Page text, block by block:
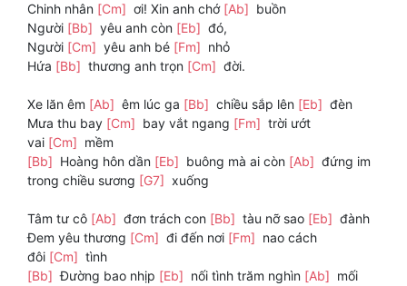
Chinh nhân [Cm] ơi! Xin anh chớ [Ab] buồn
Người [Bb] yêu anh còn [Eb] đó,
Người [Cm] yêu anh bé [Fm] nhỏ
Hứa [Bb] thương anh trọn [Cm] đời.
Xe lăn êm [Ab] êm lúc ga [Bb] chiều sắp lên [Eb] đèn
Mưa thu bay [Cm] bay vắt ngang [Fm] trời ướt
vai [Cm] mềm
[Bb] Hoàng hôn dần [Eb] buông mà ai còn [Ab] đứng im
trong chiều sương [G7] xuống
Tâm tư cô [Ab] đơn trách con [Bb] tàu nỡ sao [Eb] đành
Đem yêu thương [Cm] đi đến nơi [Fm] nao cách
đôi [Cm] tình
[Bb] Đường bao nhịp [Eb] nối tình trăm nghìn [Ab] mối